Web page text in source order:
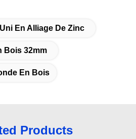
En Alliage De Zinc
Bois 32mm
En Bois
Products